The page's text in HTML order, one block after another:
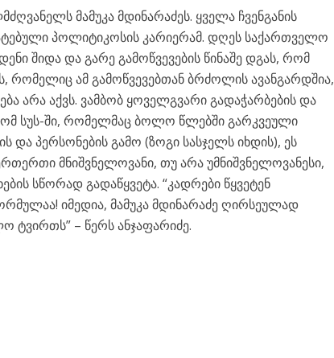
მამუკა მდინარაძეს. ყველა ჩვენგანის
პოლიტიკოსის კარიერამ. დღეს საქართველო
შიდა და გარე გამოწვევების წინაშე დგას, რომ
რომელიც ამ გამოწვევებთან ბრძოლის ავანგარდშია,
არა აქვს. ვამბობ ყოველგვარი გადაჭარბების და
სუს-ში, რომელმაც ბოლო წლებში გარკვეული
და პერსონების გამო (ზოგი სასჯელს იხდის), ეს
მნიშვნელოვანი, თუ არა უმნიშვნელოვანესი,
სწორად გადაწყვეტა. “კადრები წყვეტენ
იმედია, მამუკა მდინარაძე ღირსეულად
ტვირთს” – წერს ანჯაფარიძე.